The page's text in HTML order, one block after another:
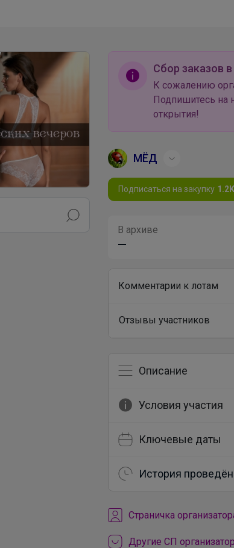
Сбор заказов
К сожалению
Подпишитесь на
открытия!
МЁД
Подписаться на закупку 1.2K
В архиве
—
Комментарии к лотам
Отзывы участников
Описание
Условия участия
Ключевые даты
История
Cтраничка
Другие СП